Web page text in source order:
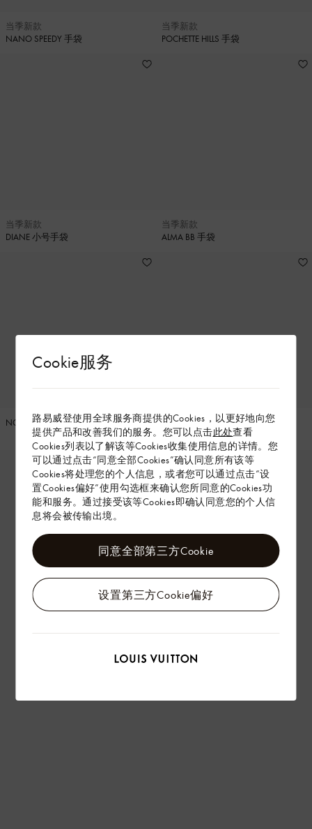
Cookie服务
路易威登使用全球服务商提供的Cookies，以更好地向您
提供产品和改善我们的服务。您可以点击此处查看
Cookies列表以了解该等Cookies收集使用信息的详情。您
可以通过点击“同意全部Cookies”确认同意所有该等
Cookies将处理您的个人信息，或者您可以通过点击“设
置Cookies偏好”使用勾选框来确认您所同意的Cookies功
能和服务。通过接受该等Cookies即确认同意您的个人信
息将会被传输出境。
设置第三方Cookie偏好
同意全部第三方Cookie
当季新款
NANO SPEEDY 手袋
当季新款
POCHETTE HILLS 手袋
当季新款
DIANE 小号手袋
当季新款
ALMA BB 手袋
NOÉ TRUNK 手袋
当季新款
SPEEDY BANDOULIÈRE 20 手袋